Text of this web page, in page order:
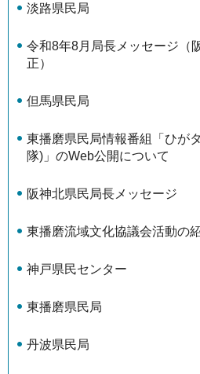
淡路県民局
令和8年8月局長メッセージ（
正）
但馬県民局
東播磨県民局情報番組「ひが
隊)」のWeb公開について
阪神北県民局長メッセージ
東播磨流域文化協議会活動の
神戸県民センター
東播磨県民局
丹波県民局